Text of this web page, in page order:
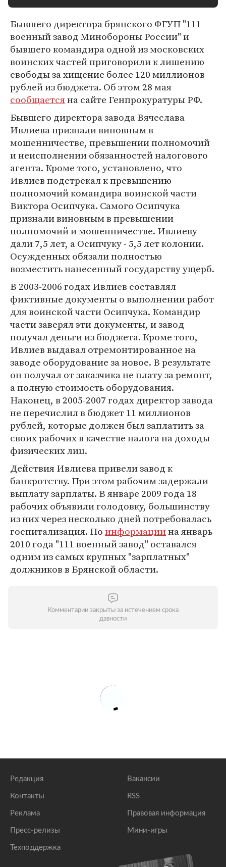
Бывшего директора брянского ФГУП "111
военный завод Минобороны России" и
бывшего командира одной из московских
воинских частей приговорили к лишению
свободы за хищение более 120 миллионов
рублей из бюджета. Об этом 28 мая
сообщаетсяна сайте Генпрокуратуры РФ.
Бывшего директора завода Вячеслава
Ивлиева признали виновным в
мошенничестве, превышении полномочий
и неисполнении обязанностей налогового
агента. Кроме того, установлено, что
Ивлиев подстрекал к превышению
полномочий командира воинской части
Виктора Осипчука. Самого Осипчука
признали виновным в превышении
полномочий и мошенничестве. Ивлиеву
дали 7,5 лет, а Осипчуку - 5,5 лет колонии.
Осужденных обязали полностью
возместить нанесенный государству ущерб.
В 2003-2006 годах Ивлиев составлял
фиктивные документы о выполнении работ
для воинской части Осипчука. Командир
части заверял эти документы, и завод
получал деньги из бюджета. Кроме того,
Ивлиев выдавал отремонтированное на
заводе оборудование за новое. В результате
он получал от заказчика не плату за ремонт,
а полную стоимость оборудования.
Наконец, в 2005-2007 годах директор завода
не перечислил в бюджет 11 миллионов
рублей, которые должен был заплатить за
своих рабочих в качестве налога на доходы
физических лиц.
Действия Ивлиева привели завод к
банкротству. При этом рабочим задержали
выплату зарплаты. В январе 2009 года 18
рабочих объявили голодовку, большинству
из них через несколько дней потребовалась
госпитализация. Поинформациина январь
2010 года "111 военный завод" оставался
одним из самых крупных "зарплатных"
должников в Брянской области.
Комментарии закрыты за истечением срока
давности
Редакция
Контакты
Реклама
Пресс-релизы
Техподдержка
Вакансии
RSS
Правовая информация
Мини-игры